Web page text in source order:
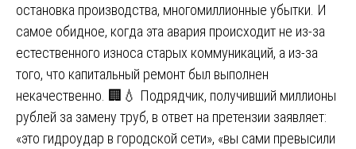
остановка производства, многомиллионные убытки. И
самое обидное, когда эта авария происходит не из-за
естественного износа старых коммуникаций, а из-за
того, что капитальный ремонт был выполнен
некачественно. 🏢💧 Подрядчик, получивший миллионы
рублей за замену труб, в ответ на претензии заявляет:
«это гидроудар в городской сети», «вы сами превысили